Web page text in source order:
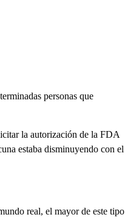
personas que
la autorización de la FDA
estaba disminuyendo con el
real, el mayor de este tipo